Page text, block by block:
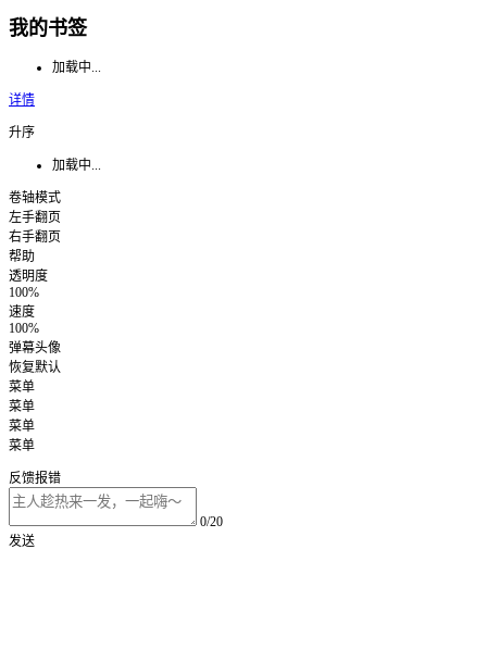
我的书签
加载中...
详情
升序
加载中...
卷轴模式
左手翻页
右手翻页
帮助
透明度
100%
速度
100%
弹幕头像
恢复默认
菜单
菜单
菜单
菜单
反馈报错
0/20
发送